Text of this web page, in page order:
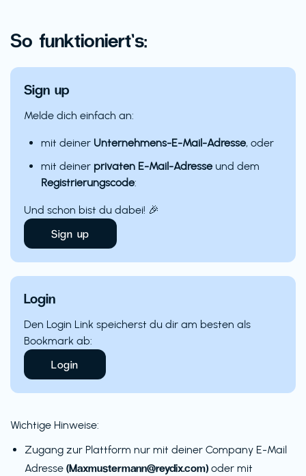
So funktioniert’s:
Sign up
Melde dich einfach an:
mit deiner Unternehmens-E-Mail-Adresse, oder
mit deiner privaten E-Mail-Adresse und dem
Registrierungscode:
Und schon bist du dabei! 🎉
Sign up
Login
Den Login Link speicherst du dir am besten als
Bookmark ab:
Login
Wichtige Hinweise:
Zugang zur Plattform nur mit deiner Company E-Mail
Adresse (Maxmustermann@reydix.com) oder mit